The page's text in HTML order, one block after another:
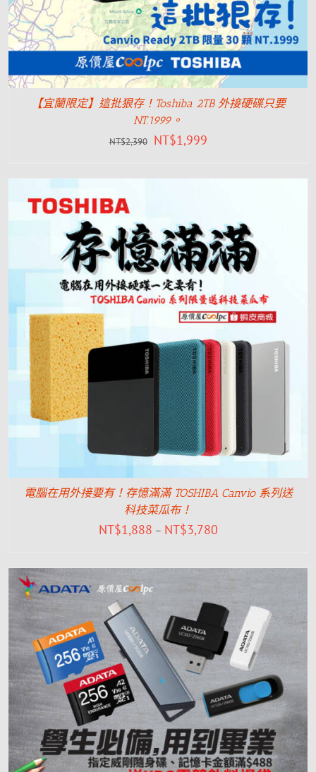
【宜蘭限定】這批狠存！Toshiba 2TB 外接硬碟只要
NT.1999。
NT$2,390 NT$1,999
電腦在用外接要有！存憶滿滿 TOSHIBA Canvio 系列送
科技菜瓜布！
NT$1,888 – NT$3,780